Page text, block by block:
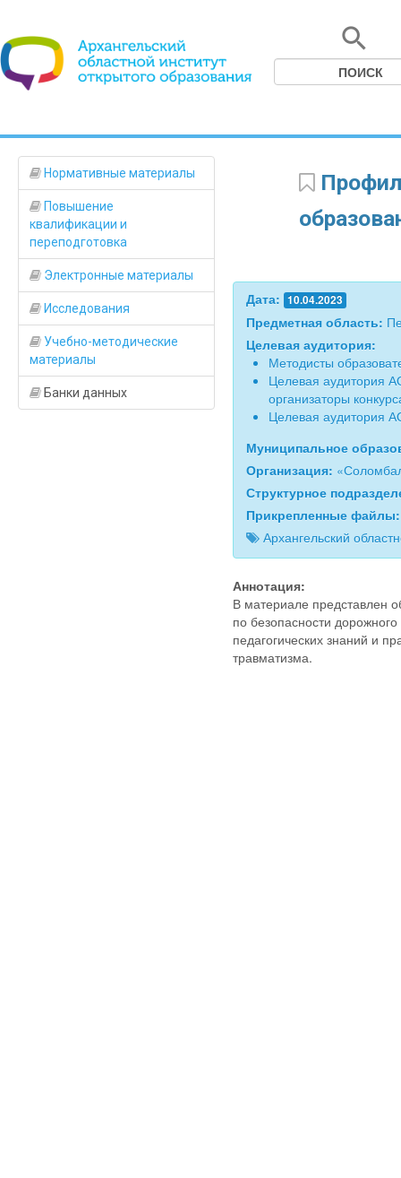
Нормативные материалы
Повышение
квалификации и
переподготовка
Электронные материалы
Исследования
Учебно-методические
материалы
Банки данных
Дата: 10.04.2023
Предметная область:
Целевая аудитория:
Методисты
Целевая аудитория
организаторы
Целевая аудитория
Муниципальное
Организация:
Структурное
Прикрепленные
Архангельский
Аннотация:
В материале представлен о
по безопасности
педагогических знаний и
травматизма.